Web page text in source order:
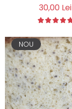
30,00 Lei
NOU